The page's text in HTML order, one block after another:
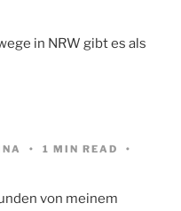
in NRW gibt es als
1 MIN READ
von meinem